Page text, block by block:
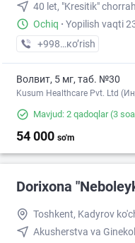
40 let, "Kresitik"
Ochiq · Yopilish vaqti
+998 (90) XXX-XX-XX
кo’rish
Волвит, 5 мг, таб. №30
Kusum Healthcare Pvt. Ltd
Mavjud: 2 qadoqlar(3
54 000 so'm
Dorixona
Toshkent, Kadyrov
Akusherstva va